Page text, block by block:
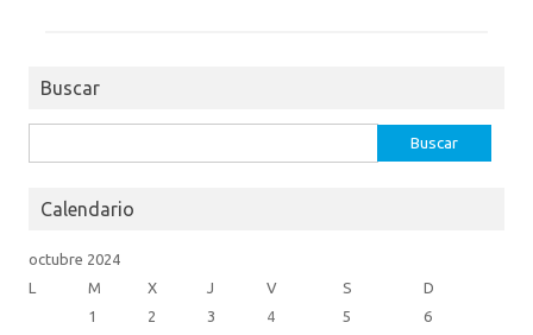
o
Buscar
Calendario
octubre 2024
L
M X J V S D
1 2 3 4 5
6